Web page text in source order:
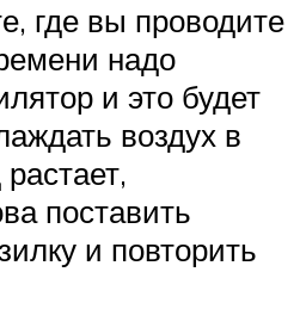
где вы проводите
надо
и это будет
воздух в
поставить
и повторить